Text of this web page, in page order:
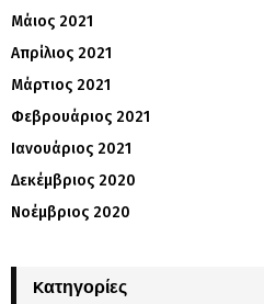
Μάιος 2021
Απρίλιος 2021
Μάρτιος 2021
Φεβρουάριος 2021
Ιανουάριος 2021
Δεκέμβριος 2020
Νοέμβριος 2020
Kατηγορίες